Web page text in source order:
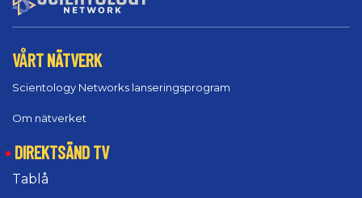
VÅRT NÄTVERK
Scientology Networks lanseringsprogram
Om nätverket
DIREKTSÄND TV
Tablå